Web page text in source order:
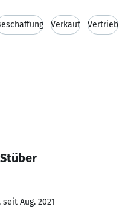
Verkauf Vertrieb
Aug. 2021